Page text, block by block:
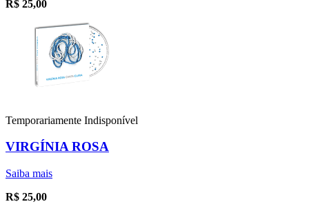
R$ 25,00
Temporariamente Indisponível
VIRGÍNIA ROSA
Saiba mais
R$ 25,00